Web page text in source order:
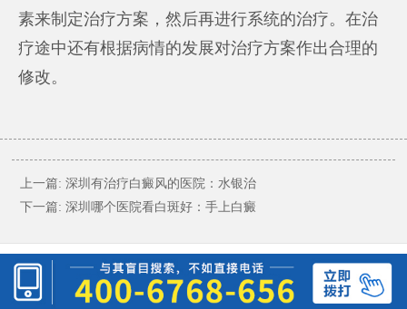
素来制定治疗方案，然后再进行系统的治疗。在治
疗途中还有根据病情的发展对治疗方案作出合理的
修改。
上一篇: 深圳有治疗白癜风的医院：水银治
下一篇: 深圳哪个医院看白斑好：手上白癜